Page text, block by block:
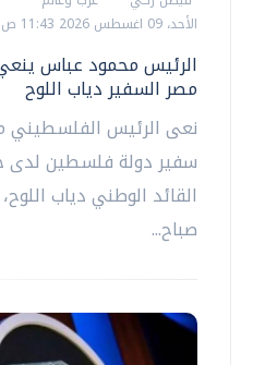
الأحد، 09 اغسطس 2026 11:43 ص
الرئيس محمود عباس
مصر السفير دياب اللوح
نعى الرئيس الفلسطيني
سفير دولة فلسطين لدى
القائد الوطني دياب
صباح...